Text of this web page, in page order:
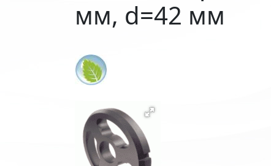
мм, d=42 мм